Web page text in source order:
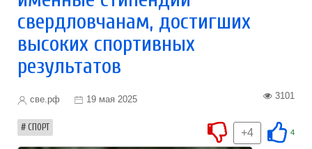
свердловчанам, достигших
высоких спортивных
результатов
све.рф 19 мая 2025 3101
СПОРТ 4
+4